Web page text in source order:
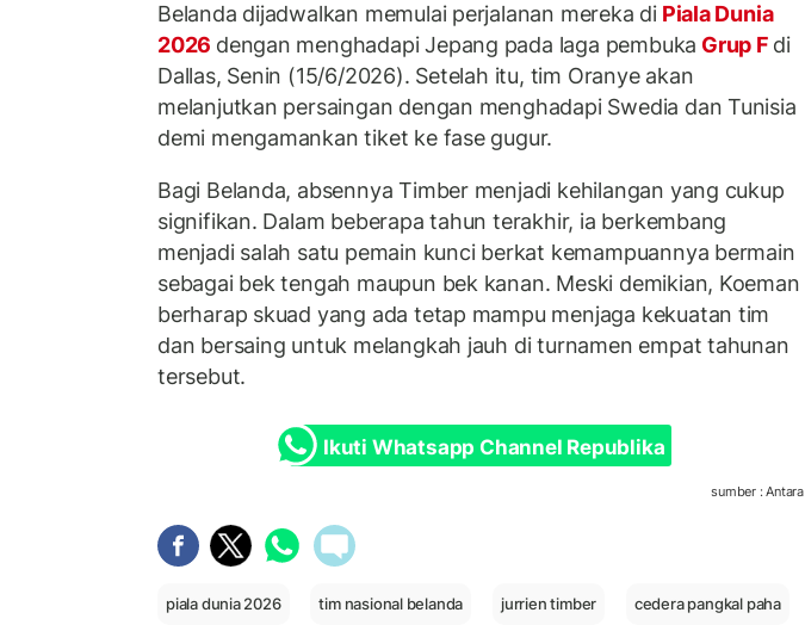
Belanda dijadwalkan memulai perjalanan mereka diPiala Dunia
2026 dengan menghadapi Jepang pada laga pembuka Grup F di
Dallas, Senin (15/6/2026). Setelah itu, tim Oranye akan
melanjutkan persaingan dengan menghadapi Swedia dan Tunisia
demi mengamankan tiket ke fase gugur.
Bagi Belanda, absennya Timber menjadi kehilangan yang cukup
signifikan. Dalam beberapa tahun terakhir, ia berkembang
menjadi salah satu pemain kunci berkat kemampuannya bermain
sebagai bek tengah maupun bek kanan. Meski demikian, Koeman
berharap skuad yang ada tetap mampu menjaga kekuatan tim
dan bersaing untuk melangkah jauh di turnamen empat tahunan
tersebut.
Ikuti Whatsapp Channel Republika
sumber : Antara
piala dunia 2026 tim nasional belanda jurrien timber cedera pangkal paha